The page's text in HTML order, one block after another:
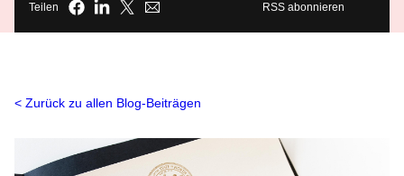
Teilen RSS abonnieren
Zurück zu allen Blog-Beiträgen